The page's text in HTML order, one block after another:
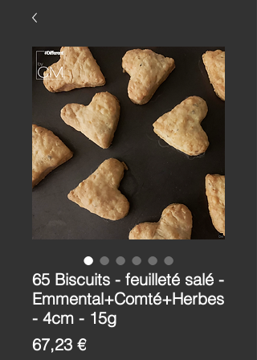
65 Biscuits - feuilleté salé -
Emmental+Comté+Herbes
- 4cm - 15g
67,23 €Prix